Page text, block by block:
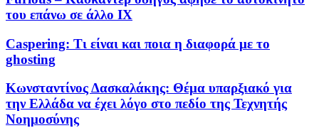
του επάνω σε άλλο ΙΧ
Caspering: Τι είναι και ποια η διαφορά με το
ghosting
Κωνσταντίνος Δασκαλάκης: Θέμα υπαρξιακό για
την Ελλάδα να έχει λόγο στο πεδίο της Τεχνητής
Νοημοσύνης